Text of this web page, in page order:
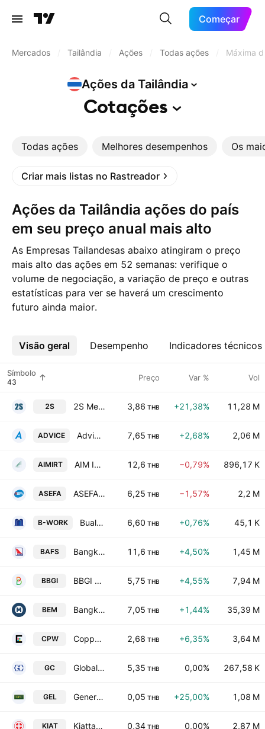
Começar
Mercados Tailândia Ações Todas ações Máxima
Ações da Tailândia
Cotações
Todas ações Melhores desempenhos Os
Criar mais listas no Rastreador
Ações da Tailândia ações do país
em seu preço anual mais alto
As Empresas Tailandesas abaixo atingiram o preço
mais alto das ações em 52 semanas: verifique o
volume de negociação, a variação de preço e outras
estatísticas para ver se haverá um crescimento
futuro ainda maior.
Visão geral Desempenho Indicadores técnicos
Mais
Símbolo Preço Var % Vol
2S 2S Metal Public Co. Ltd. 3,86 THB +21,38% 11,28 M
ADVICE Advice IT Infinite Public Company Limited 7,65 THB +2,68% 2,06 M
AIMIRT AIM Industrial Growth Freehold and Leasehold Real Estate Investment Trust 12,6 THB −0,79% 896,17 K
ASEFA ASEFA Public Company Limited 6,25 THB −1,57% 2,2 M
B-WORK Bualuang Office Leasehold Real Estate Investment Trust 6,60 THB +0,76% 45,1 K
BAFS Bangkok Aviation Fuel Services Public Co., Ltd. 11,6 THB +4,50% 1,45 M
BBGI BBGI Public Company Limited 5,75 THB +4,55% 7,94 M
BEM Bangkok Expressway and Metro Public Company Limited 7,05 THB +1,44% 35,39 M
CPW Copperwired Public Co. Ltd. 2,68 THB +6,35% 3,64 M
GC Global Connections Public Company Limited 5,35 THB 0,00% 267,58 K
GEL General Engineering Public Co., Ltd. 0,05 THB +25,00% 1,08 M
KIAT Kiattana Transport PCL 0,34 THB 0,00% 2,87 M